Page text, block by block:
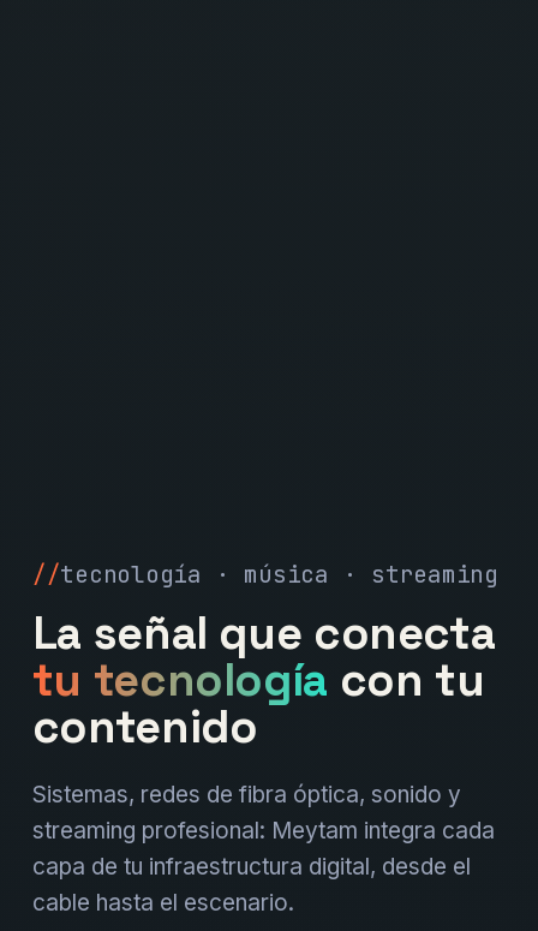
tecnología · música · streaming
La señal que conecta
tu tecnología con tu
contenido
Sistemas, redes de fibra óptica, sonido y
streaming profesional: Meytam integra cada
capa de tu infraestructura digital, desde el
cable hasta el escenario.